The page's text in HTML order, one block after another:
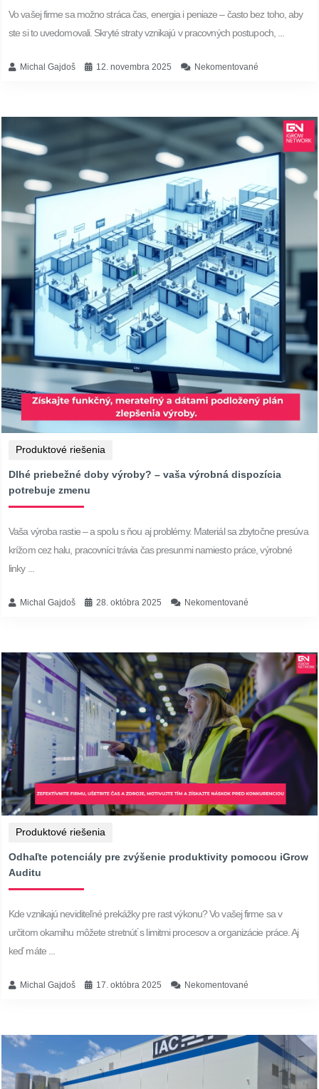
Vo vašej firme sa možno stráca čas, energia i peniaze – často bez toho, aby
ste si to uvedomovali. Skryté straty vznikajú v pracovných postupoch, ...
Michal Gajdoš 12. novembra 2025 Nekomentované
Produktové riešenia
Dlhé priebežné doby výroby? – vaša výrobná dispozícia
potrebuje zmenu
Vaša výroba rastie – a spolu s ňou aj problémy. Materiál sa zbytočne presúva
krížom cez halu, pracovníci trávia čas presunmi namiesto práce, výrobné
linky ...
Michal Gajdoš 28. októbra 2025 Nekomentované
Produktové riešenia
Odhaľte potenciály pre zvýšenie produktivity pomocou iGrow
Auditu
Kde vznikajú neviditeľné prekážky pre rast výkonu? Vo vašej firme sa v
určitom okamihu môžete stretnúť s limitmi procesov a organizácie práce. Aj
keď máte ...
Michal Gajdoš 17. októbra 2025 Nekomentované